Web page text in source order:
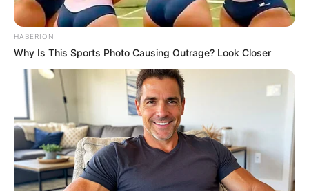
Macaulay Culkin's Own Version Of The New ‘Home
Alone’
HABERION
Why Is This Sports Photo Causing Outrage? Look Closer